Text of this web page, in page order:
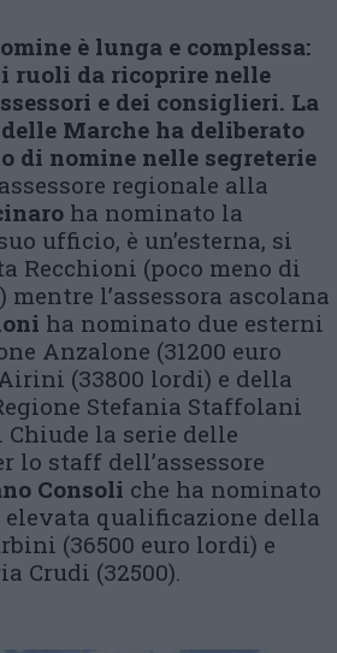
è lunga e complessa:
ruoli da ricoprire nelle
e dei consiglieri. La
Marche ha deliberato
di nomine nelle segreterie
regionale alla
ha nominato la
ufficio, è un’esterna, si
Recchioni (poco meno di
l’assessora ascolana
ha nominato due esterni
Anzalone (31200 euro
(33800 lordi) e della
Stefania Staffolani
Chiude la serie delle
lo staff dell’assessore
Consoli che ha nominato
qualificazione della
(36500 euro lordi) e
Crudi (32500).